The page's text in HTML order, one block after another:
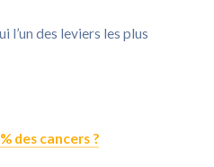
l’un des leviers les plus
des cancers ?